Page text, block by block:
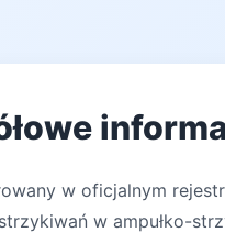
w oficjalnym
w ampułko-